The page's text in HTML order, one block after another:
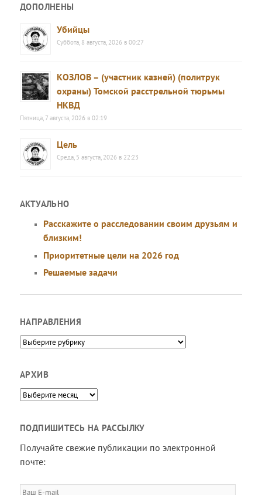
ДОПОЛНЕНЫ
Убийцы
Суббота, 8 августа, 2026 в 00:27
КОЗЛОВ – (участник казней) (политрук
охраны) Томской расстрельной тюрьмы
НКВД
Пятница, 7 августа, 2026 в 02:19
Цель
Среда, 5 августа, 2026 в 22:23
АКТУАЛЬНО
Расскажите о расследовании своим друзьям и
близким!
Приоритетные цели на 2026 год
Решаемые задачи
НАПРАВЛЕНИЯ
Направления
АРХИВ
Архив
ПОДПИШИТЕСЬ НА РАССЫЛКУ
Получайте свежие публикации по электронной
почте:
Ваш